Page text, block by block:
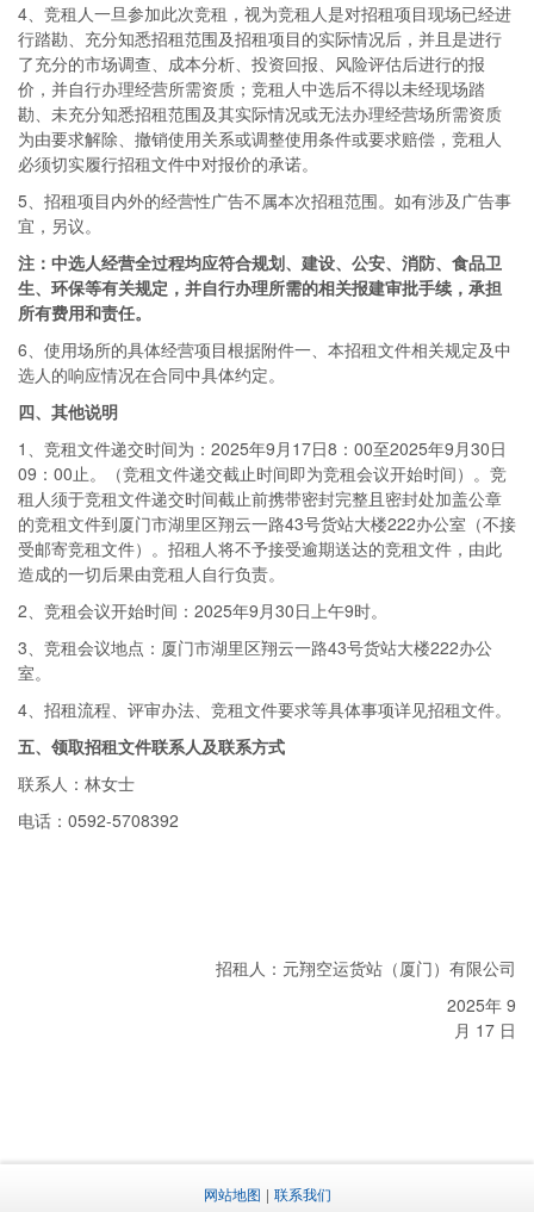
4、竞租人一旦参加此次竞租，视为竞租人是对招租项目现场已经进
行踏勘、充分知悉招租范围及招租项目的实际情况后，并且是进行
了充分的市场调查、成本分析、投资回报、风险评估后进行的报
价，并自行办理经营所需资质；竞租人中选后不得以未经现场踏
勘、未充分知悉招租范围及其实际情况或无法办理经营场所需资质
为由要求解除、撤销使用关系或调整使用条件或要求赔偿，竞租人
必须切实履行招租文件中对报价的承诺。
5、招租项目内外的经营性广告不属本次招租范围。如有涉及广告事
宜，另议。
注：中选人经营全过程均应符合规划、建设、公安、消防、食品卫
生、环保等有关规定，并自行办理所需的相关报建审批手续，承担
所有费用和责任。
6、使用场所的具体经营项目根据附件一、本招租文件相关规定及中
选人的响应情况在合同中具体约定。
四、其他说明
1、竞租文件递交时间为：2025年9月17日8：00至2025年9月30日
09：00止。（竞租文件递交截止时间即为竞租会议开始时间）。竞
租人须于竞租文件递交时间截止前携带密封完整且密封处加盖公章
的竞租文件到厦门市湖里区翔云一路43号货站大楼222办公室（不接
受邮寄竞租文件）。招租人将不予接受逾期送达的竞租文件，由此
造成的一切后果由竞租人自行负责。
2、竞租会议开始时间：2025年9月30日上午9时。
3、竞租会议地点：厦门市湖里区翔云一路43号货站大楼222办公
室。
4、招租流程、评审办法、竞租文件要求等具体事项详见招租文件。
五、领取招租文件联系人及联系方式
联系人：林女士
电话：0592-5708392
招租人：元翔空运货站（厦门）有限公司
2025年 9
月 17 日
网站地图 | 联系我们